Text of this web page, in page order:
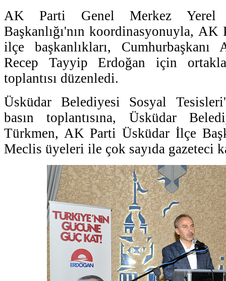
AK Parti Genel Merkez Yerel
Başkanlığı'nın koordinasyonuyla,
ilçe başkanlıkları, Cumhurbaşkanı
Recep Tayyip Erdoğan için
toplantısı düzenledi.
Üsküdar Belediyesi Sosyal
basın toplantısına, Üsküdar
Türkmen, AK Parti Üsküdar İlçe
Meclis üyeleri ile çok sayıda gazeteci